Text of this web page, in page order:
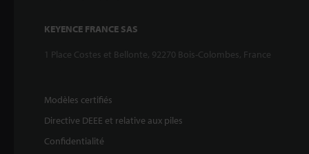
KEYENCE FRANCE SAS
1 Place Costes et Bellonte, 92270 Bois-Colombes, France
Modèles certifiés
Directive DEEE et relative aux piles
Confidentialité